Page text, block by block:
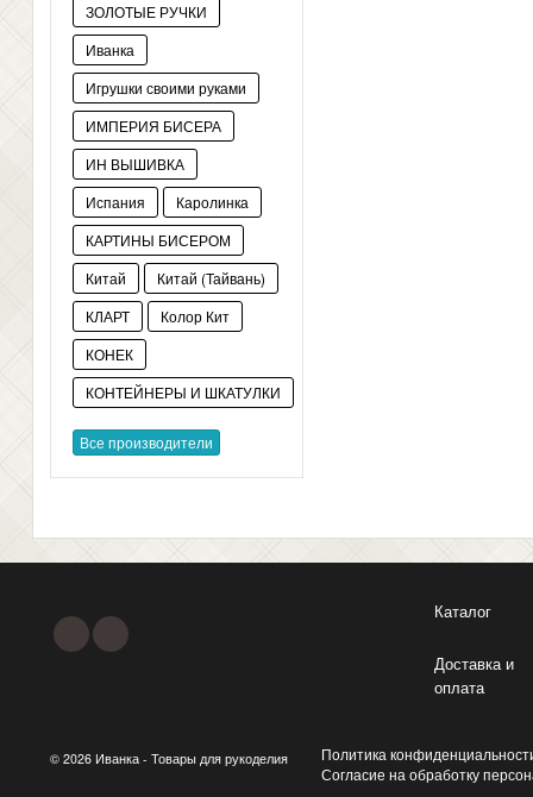
ЗОЛОТЫЕ РУЧКИ
Иванка
Игрушки своими руками
ИМПЕРИЯ БИСЕРА
ИН ВЫШИВКА
Испания
Каролинка
КАРТИНЫ БИСЕРОМ
Китай
Китай (Тайвань)
КЛАРТ
Колор Кит
КОНЕК
КОНТЕЙНЕРЫ И ШКАТУЛКИ
Все производители
Каталог
Доставка и
оплата
© 2026 Иванка - Товары для рукоделия
Политика
Согласие на обработку